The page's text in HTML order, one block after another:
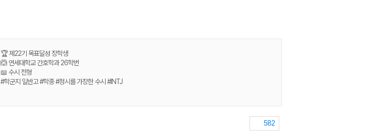
🏆 제22기 목표달성 장학생
🙆 연세대학교 간호학과 26학번
📖 수시 전형
#학군지 일반고 #학종 #정시를 가장한 수시 #INTJ
582